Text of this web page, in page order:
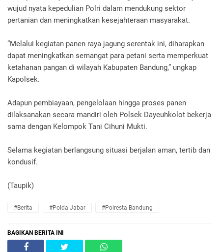
wujud nyata kepedulian Polri dalam mendukung sektor
pertanian dan meningkatkan kesejahteraan masyarakat.
“Melalui kegiatan panen raya jagung serentak ini, diharapkan
dapat meningkatkan semangat para petani serta memperkuat
ketahanan pangan di wilayah Kabupaten Bandung,” ungkap
Kapolsek.
Adapun pembiayaan, pengelolaan hingga proses panen
dilaksanakan secara mandiri oleh Polsek Dayeuhkolot bekerja
sama dengan Kelompok Tani Cihuni Mukti.
Selama kegiatan berlangsung situasi berjalan aman, tertib dan
kondusif.
(Taupik)
#Berita #Polda Jabar #Polresta Bandung
BAGIKAN BERITA INI